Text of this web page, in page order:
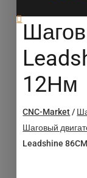
12Нм
CNC-Market/
Шаговый
Leadshine